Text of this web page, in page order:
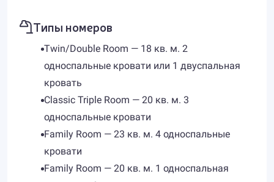
Типы номеров
Twin/Double Room — 18 кв. м. 2
односпальные кровати или 1 двуспальная
кровать
Classic Triple Room — 20 кв. м. 3
односпальные кровати
Family Room — 23 кв. м. 4 односпальные
кровати
Family Room — 20 кв. м. 1 односпальная